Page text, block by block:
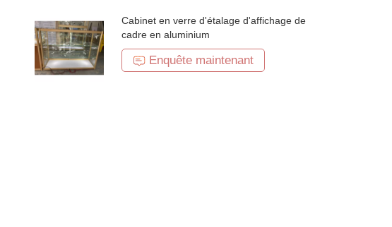
Cabinet en verre d'étalage d'affichage de
cadre en aluminium
Enquête maintenant